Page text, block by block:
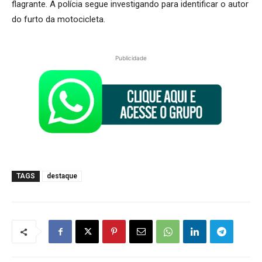
flagrante. A polícia segue investigando para identificar o autor
do furto da motocicleta.
Publicidade
TAGS destaque